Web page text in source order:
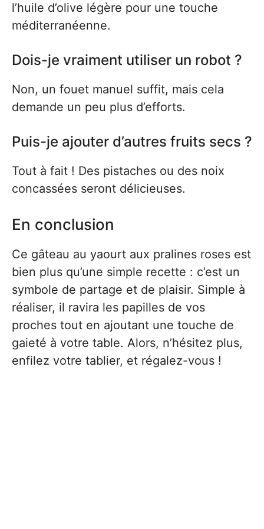
l’huile d’olive légère pour une touche
méditerranéenne.
Dois-je vraiment utiliser un robot ?
Non, un fouet manuel suffit, mais cela
demande un peu plus d’efforts.
Puis-je ajouter d’autres fruits secs ?
Tout à fait ! Des pistaches ou des noix
concassées seront délicieuses.
En conclusion
Ce gâteau au yaourt aux pralines roses est
bien plus qu’une simple recette : c’est un
symbole de partage et de plaisir. Simple à
réaliser, il ravira les papilles de vos
proches tout en ajoutant une touche de
gaieté à votre table. Alors, n’hésitez plus,
enfilez votre tablier, et régalez-vous !